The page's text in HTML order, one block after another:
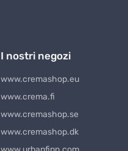
I nostri negozi
www.cremashop.eu
www.crema.fi
www.cremashop.se
www.cremashop.dk